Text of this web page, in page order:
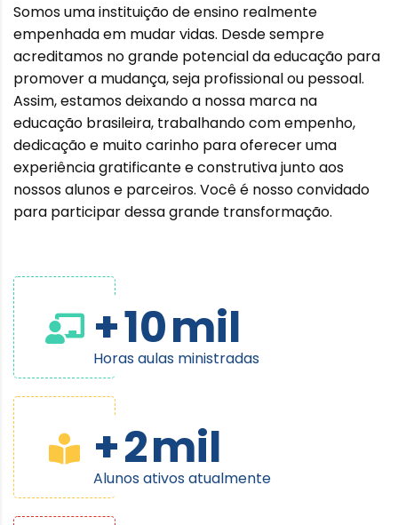
Somos uma instituição de ensino realmente
empenhada em mudar vidas. Desde sempre
acreditamos no grande potencial da educação para
promover a mudança, seja profissional ou pessoal.
Assim, estamos deixando a nossa marca na
educação brasileira, trabalhando com empenho,
dedicação e muito carinho para oferecer uma
experiência gratificante e construtiva junto aos
nossos alunos e parceiros. Você é nosso convidado
para participar dessa grande transformação.
+10mil
Horas aulas ministradas
+2mil
Alunos ativos atualmente